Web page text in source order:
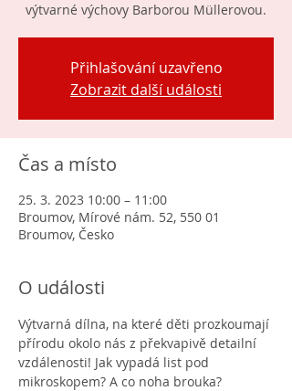
výtvarné výchovy Barborou Müllerovou.
Přihlašování uzavřeno
Zobrazit další události
Čas a místo
25. 3. 2023 10:00 – 11:00
Broumov, Mírové nám. 52, 550 01
Broumov, Česko
O události
Výtvarná dílna, na které děti prozkoumají
přírodu okolo nás z překvapivě detailní
vzdálenosti! Jak vypadá list pod
mikroskopem? A co noha brouka?